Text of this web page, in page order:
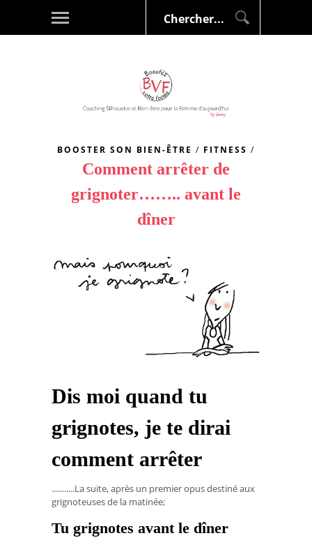
BOOSTER SON BIEN-ÊTRE / FITNESS /
Comment arrêter de
grignoter…….. avant le
dîner
Dis moi quand tu
grignotes, je te dirai
comment arrêter
...........La suite, après un premier opus destiné aux
grignoteuses de la matinée;
Tu grignotes avant le dîner